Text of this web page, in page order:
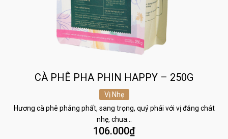
CÀ PHÊ PHA PHIN HAPPY – 250G
Vị Nhẹ
Hương cà phê phảng phất, sang trọng, quý phái với vị đắng chát
nhẹ, chua…
106.000₫